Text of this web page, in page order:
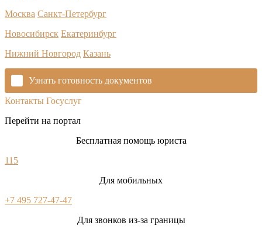
Москва Санкт-Петербург
Новосибирск Екатеринбург
Нижний Новгород Казань
Узнать готовность документов
Контакты Госуслуг
Перейти на портал
Бесплатная помощь юриста
115
Для мобильных
+7 495 727-47-47
Для звонков из-за границы